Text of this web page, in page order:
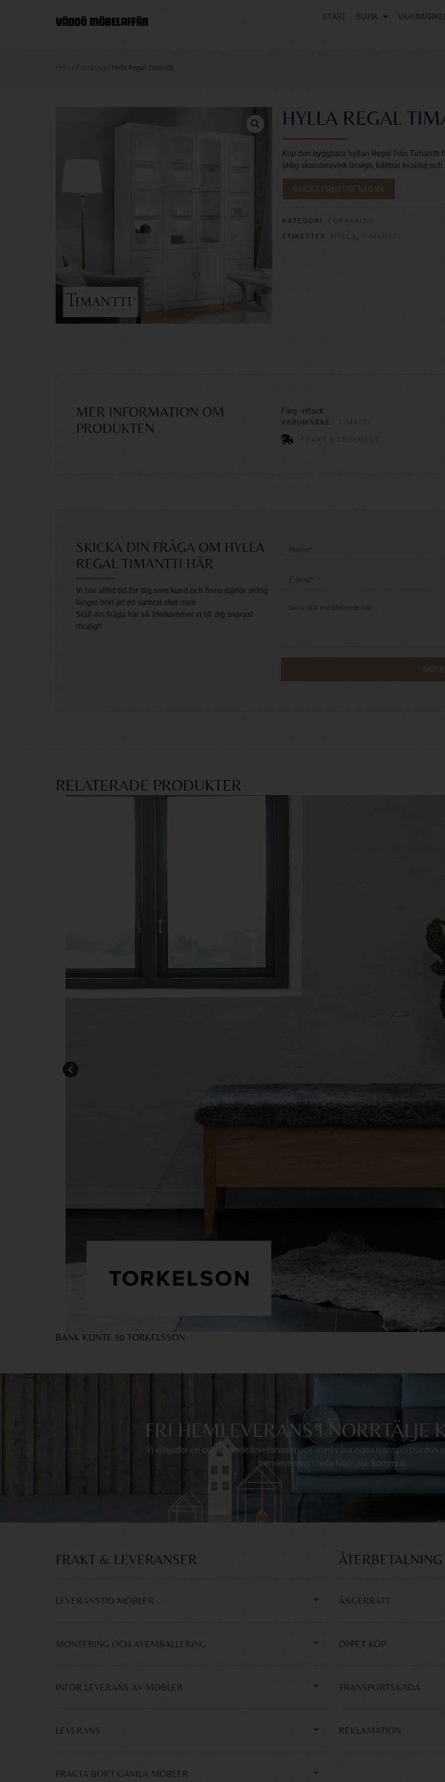
START BUTIK
Hem / Förvaring / Hylla Regal Timantti
HYLLA REGAL
Köp den byggbara hyllan Regal från Timantti
stilig skandinavisk design, hållbar kvalitet
SKICKA PRISFÖRFRÅGAN
KATEGORI: FÖRVARING
ETIKETTER: HYLLA , TIMANTTI
MER INFORMATION OM
PRODUKTEN
Färg: vitlack
VARUMÄRKE:
TIMATTI
FRAKT & LEVERANS
SKICKA DIN FRÅGA OM HYLLA
REGAL TIMANTTI HÄR
Vi har alltid tid för dig som kund och finns därför aldrig
längre bort än ett samtal eller mail.
Ställ din fråga här så återkommer vi till dig snarast
möjligt!
RELATERADE PRODUKTER
BÄNK KLINTE 90 TORKELSSON
FRI HEMLEVERANS I NORRTÄLJE
Vi erbjuder en omfattande leveransservice med våra egna transportfordon
hemleverans i hela Norrtälje kommun.
FRAKT & LEVERANSER
LEVERANSTID MÖBLER
MONTERING OCH AVEMBALLERING
INFÖR LEVERANS AV MÖBLER
LEVERANS
FRAKTA BORT GAMLA MÖBLER
ÅNGERRÄTT
ÖPPET KÖP
TRANSPORTSKADA
REKLAMATION